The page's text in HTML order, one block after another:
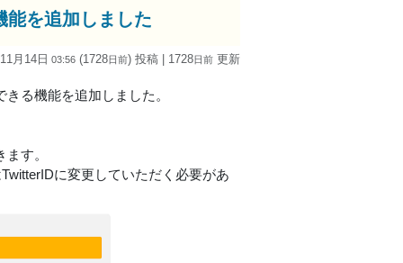
を追加しました
月14日 03:56 (1728日前) 投稿 | 1728日前 更新
る機能を追加しました。
す。
に変更していただく必要があ